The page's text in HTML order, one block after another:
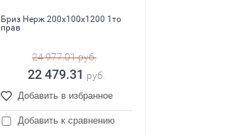
Бриз Нерж 200x100x1200 1то
прав
24 977.01руб.
22 479.31 руб.
Добавить в избранное
Добавить к сравнению